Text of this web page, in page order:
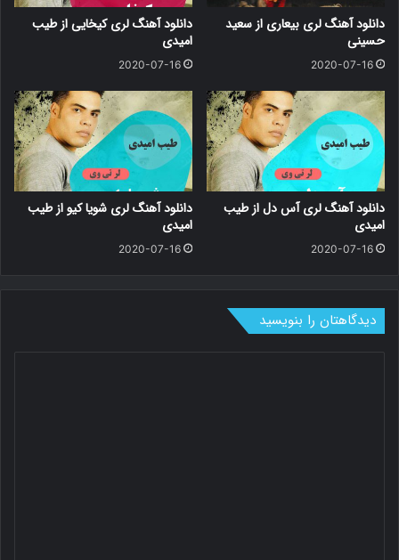
دانلود آهنگ لری بیعاری از سعید
حسینی
2020-07-16
دانلود آهنگ لری کیخایی از طیب
امیدی
2020-07-16
دانلود آهنگ لری آس دل از طیب
امیدی
2020-07-16
دانلود آهنگ لری شویا کیو از طیب
امیدی
2020-07-16
دیدگاهتان را بنویسید